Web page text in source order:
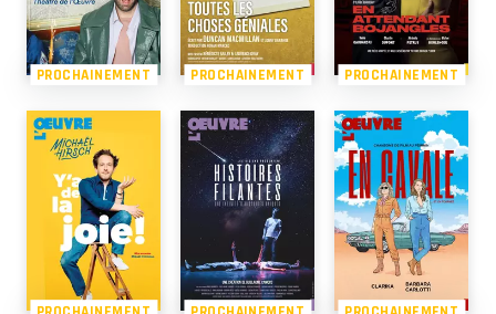
PROCHAINEMENT PROCHAINEMENT PROCHAINEMENT